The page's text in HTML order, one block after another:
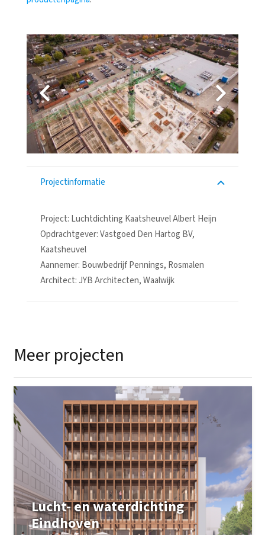
Projectinformatie
Project: Luchtdichting Kaatsheuvel Albert Heijn
Opdrachtgever: Vastgoed Den Hartog BV,
Kaatsheuvel
Aannemer: Bouwbedrijf Pennings, Rosmalen
Architect: JYB Architecten, Waalwijk
Meer projecten
Lucht- en waterdichting
Eindhoven